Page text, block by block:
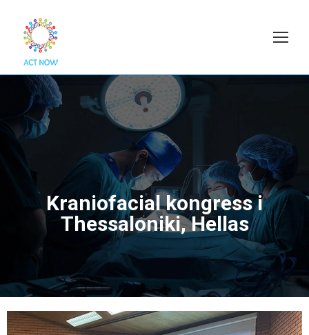
Kraniofacial kongress i
Thessaloniki, Hellas